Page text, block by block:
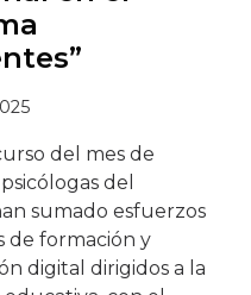
del mes de
del
sumado esfuerzos
de formación y
digital dirigidos a la